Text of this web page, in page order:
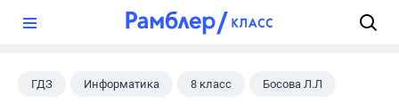
ГДЗ Информатика 8 класс Босова Л.Л